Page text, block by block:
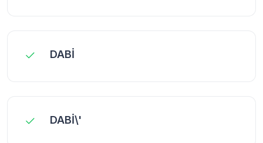
DABİ
DABİ\'